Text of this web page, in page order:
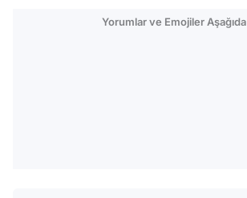
Yorumlar ve Emojiler Aşağıda